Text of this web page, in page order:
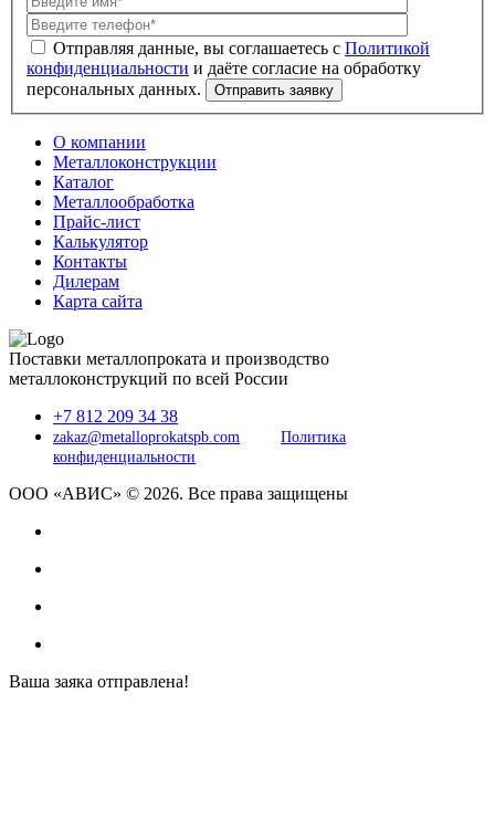
Политикой
конфиденциальности
О компании
Металлоконструкции
Каталог
Металлообработка
Прайс-лист
Калькулятор
Контакты
Дилерам
Карта сайта
Поставки металлопроката и производство
металлоконструкций по всей России
+7 812 209 34 38
zakaz@metalloprokatspb.com
Политика
конфиденциальности
ООО «АВИС» © 2026. Все права защищены
Ваша заяка отправлена!